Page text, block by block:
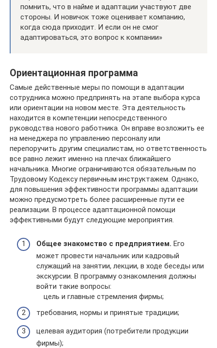
помнить, что в найме и адаптации участвуют две
стороны. И новичок тоже оценивает компанию,
когда сюда приходит. И если он не смог
адаптироваться, это вопрос к компании»
Ориентационная программа
Самые действенные меры по помощи в адаптации
сотрудника можно предпринять на этапе выбора курса
или ориентации на новом месте. Эта деятельность
находится в компетенции непосредственного
руководства нового работника. Он вправе возложить ее
на менеджера по управлению персоналу или
перепоручить другим специалистам, но ответственность
все равно лежит именно на плечах ближайшего
начальника. Многие ограничиваются обязательным по
Трудовому Кодексу первичным инструктажем. Однако,
для повышения эффективности программы адаптации
можно предусмотреть более расширенные пути ее
реализации. В процессе адаптационной помощи
эффективными будут следующие мероприятия.
Общее знакомство с предприятием. Его
может провести начальник или кадровый
служащий на занятии, лекции, в ходе беседы или
экскурсии. В программу ознакомления должны
войти такие вопросы:
цель и главные стремления фирмы;
требования, нормы и принятые традиции;
целевая аудитория (потребители продукции
фирмы);